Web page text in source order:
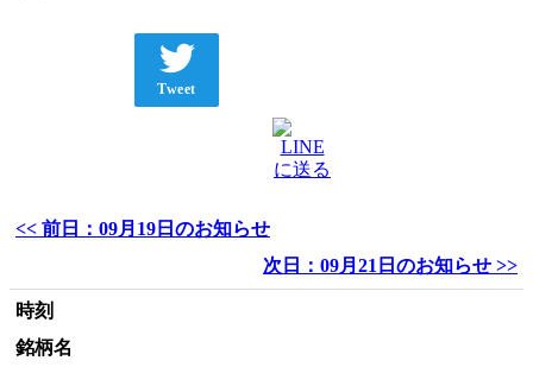
Tweet
<< 前日：09月19日のお知らせ
次日：09月21日のお知らせ >>
時刻
銘柄名